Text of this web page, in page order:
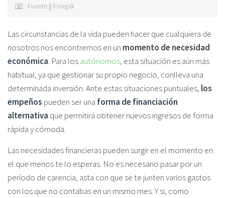
Fuente || Freepik
Las circunstancias de la vida pueden hacer que cualquiera de
nosotros nos encontremos en un momento de necesidad
económica. Para losautónomos, esta situación es aún más
habitual, ya que gestionar su propio negocio, conlleva una
determinada inversión. Ante estas situaciones puntuales, los
empeños pueden ser una forma de financiación
alternativa que permitirá obtener nuevos ingresos de forma
rápida y cómoda.
Las necesidades financieras pueden surgir en el momento en
el que menos te lo esperas. No es necesario pasar por un
período de carencia, asta con que se te junten varios gastos
con los que no contabas en un mismo mes. Y si, como